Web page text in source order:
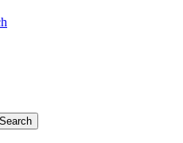
Search